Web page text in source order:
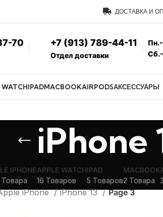
ДОСТАВКА И
70 +7 (913) 789-44-11
Отдел доставки
WATCHIPADMACBOOKAIRPODSАКСЕССУАРЫ
iPhone
IPHONEAPPLE WATCH
16 Товаров
IPAD
5 Товаров
MACBOOK
2 Товара
iPhone iPhone 13 Page 3